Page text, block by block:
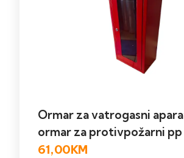
Ormar za vatrogasni
ormar za protivpožarni
61,00KM